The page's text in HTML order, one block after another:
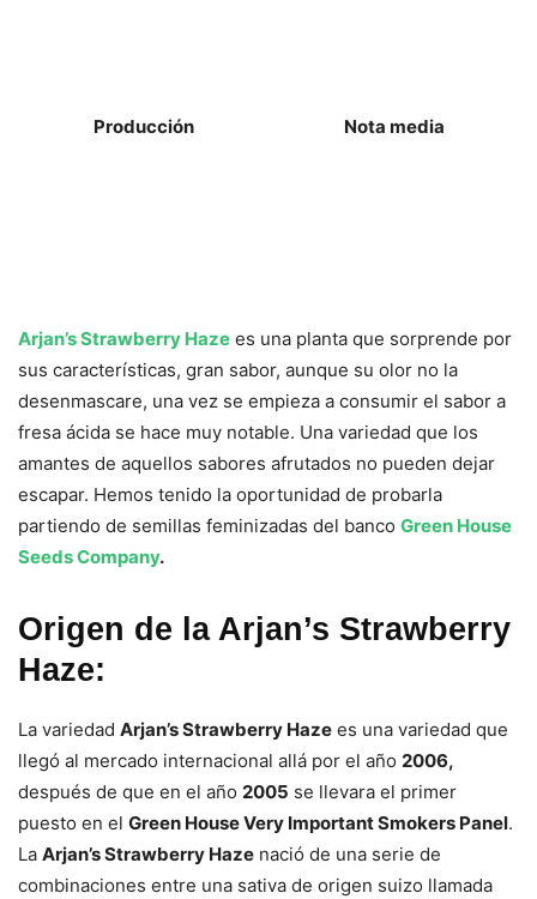
Producción Nota media
Arjan’s Strawberry Haze es una planta que sorprende por
sus características, gran sabor, aunque su olor no la
desenmascare, una vez se empieza a consumir el sabor a
fresa ácida se hace muy notable. Una variedad que los
amantes de aquellos sabores afrutados no pueden dejar
escapar. Hemos tenido la oportunidad de probarla
partiendo de semillas feminizadas del banco Green House
Seeds Company.
Origen de la Arjan’s Strawberry
Haze:
La variedad Arjan’s Strawberry Haze es una variedad que
llegó al mercado internacional allá por el año 2006,
después de que en el año 2005 se llevara el primer
puesto en el Green House Very Important Smokers Panel.
La Arjan’s Strawberry Haze nació de una serie de
combinaciones entre una sativa de origen suizo llamada